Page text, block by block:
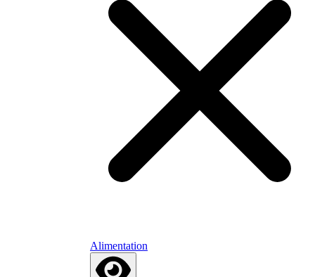
Alimentation